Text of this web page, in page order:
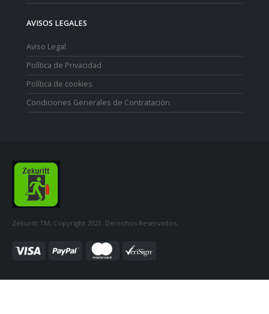
AVISOS LEGALES
Aviso Legal
Política de Privacidad
Política de cookies
Condiciones Generales de Contratación
Zekuritt TM; Copyright 2021. Derechos Reservados.